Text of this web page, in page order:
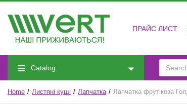
ПРАЙС ЛИСТ
Catalog
Home Листяні кущі Лапчатка Лапчатка фрутікоза